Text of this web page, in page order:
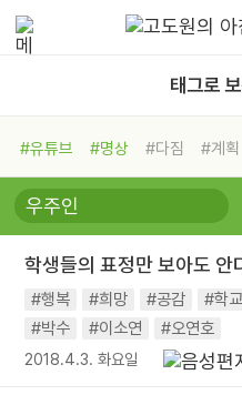
태그로
#유튜브 #명상 #다짐 #계획
#비전캠프
#독서캠프 #삶
#희망
#나눔 #친구 #링컨
#독서
#건강 #면역력
학생들의 표정만 보아도 안
#행복 #희망 #공감 #학교
#박수
#이소연 #오연호
2018.4.3. 화요일